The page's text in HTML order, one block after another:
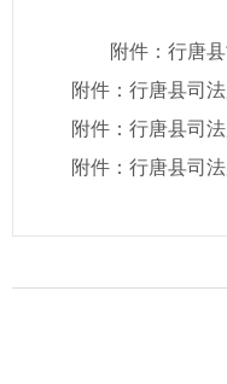
附件： 行唐
附件： 行唐县司
附件： 行唐县司
附件： 行唐县司